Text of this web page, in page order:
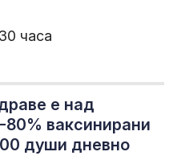
часа
е над
80% ваксинирани
души дневно